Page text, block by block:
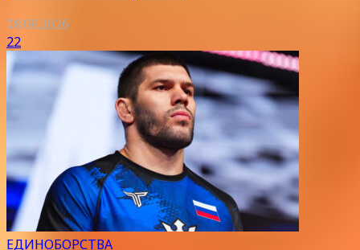
08.08.2026
22
ЕДИНОБОРСТВА